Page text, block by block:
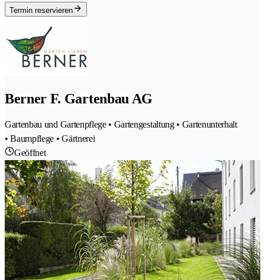
Termin reservieren
Berner F. Gartenbau AG
Gartenbau und Gartenpflege • Gartengestaltung • Gartenunterhalt
• Baumpflege • Gärtnerei
Geöffnet